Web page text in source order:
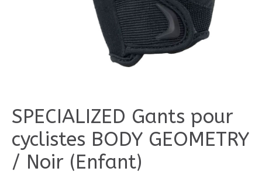
SPECIALIZED Gants pour
cyclistes BODY GEOMETRY
/ Noir (Enfant)